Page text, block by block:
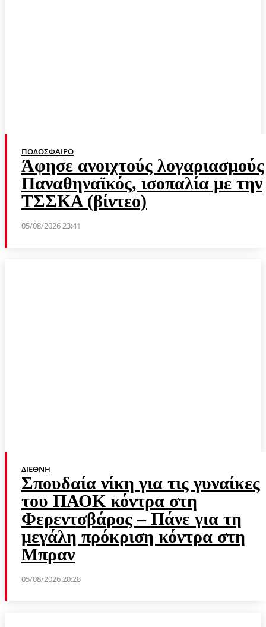
ΠΟΔΌΣΦΑΙΡΟ
Άφησε ανοιχτούς
Παναθηναϊκός, ισοπαλία με την
ΤΣΣΚΑ (βίντεο)
05/08/2026 23:41
ΔΙΕΘΝΉ
Σπουδαία νίκη για τις γυναίκες
του ΠΑΟΚ κόντρα στη
Φερεντσβάρος – Πάνε για τη
μεγάλη πρόκριση κόντρα στη
Μπραν
05/08/2026 20:28